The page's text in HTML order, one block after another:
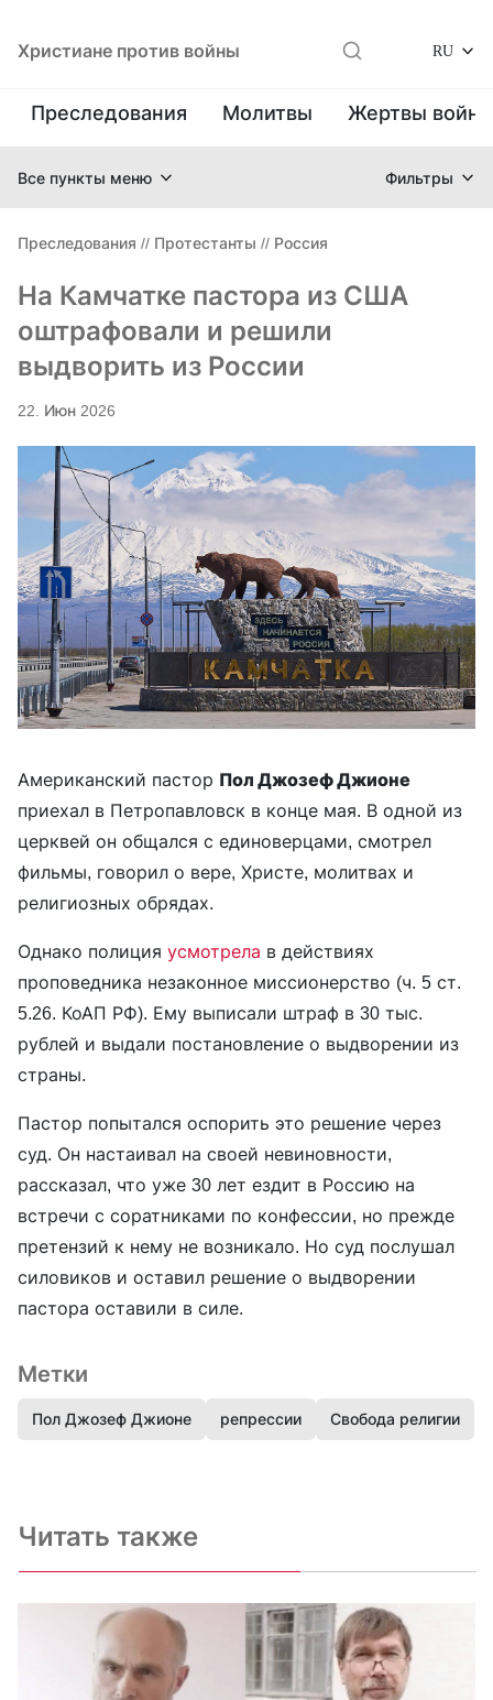
Христиане против войны RU
Преследования Молитвы Жертвы
Все пункты меню Фильтры
Преследования // Протестанты // Россия
На Камчатке пастора из США
оштрафовали и решили
выдворить из России
22. Июн 2026
Американский пастор Пол Джозеф Джионе
приехал в Петропавловск в конце мая. В одной из
церквей он общался с единоверцами, смотрел
фильмы, говорил о вере, Христе, молитвах и
религиозных обрядах.
Однако полиция усмотрела в действиях
проповедника незаконное миссионерство (ч. 5 ст.
5.26. КоАП РФ). Ему выписали штраф в 30 тыс.
рублей и выдали постановление о выдворении из
страны.
Пастор попытался оспорить это решение через
суд. Он настаивал на своей невиновности,
рассказал, что уже 30 лет ездит в Россию на
встречи с соратниками по конфессии, но прежде
претензий к нему не возникало. Но суд послушал
силовиков и оставил решение о выдворении
пастора оставили в силе.
Метки
Пол Джозеф Джионе репрессии Свобода религии
Читать также